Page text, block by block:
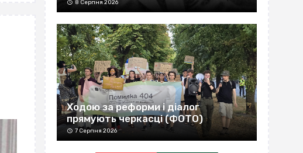
8 Серпня 2026
Ходою за реформи і діалог
прямують черкасці (ФОТО)
7 Серпня 2026